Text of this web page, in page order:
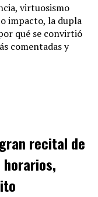
virtuosismo
impacto, la dupla
qué se convirtió
comentadas y
recital de
horarios,